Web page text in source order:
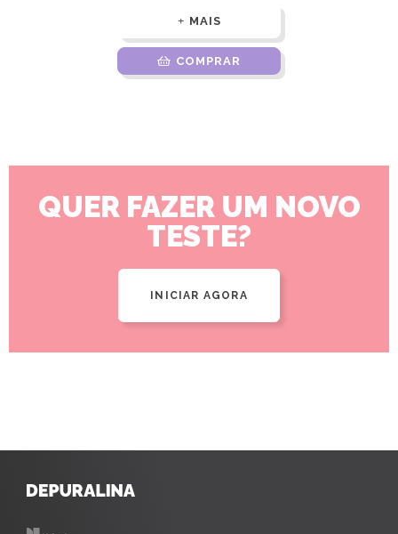
MAIS
COMPRAR
QUER FAZER UM NOVO
TESTE?
INICIAR AGORA